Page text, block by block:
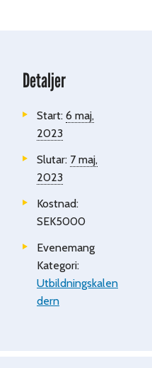
Detaljer
Start: 6 maj,
2023
Slutar: 7 maj,
2023
Kostnad:
SEK5000
Evenemang
Kategori:
Utbildningskalen
dern